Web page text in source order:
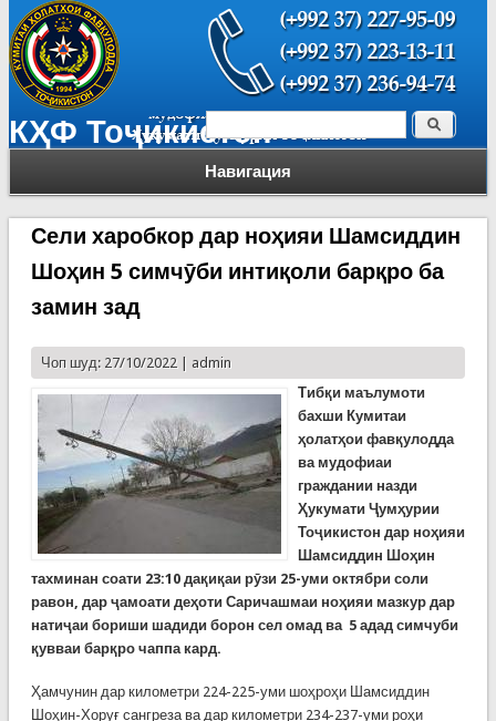
КҲФ Тоҷикистон
Навигация
Форма поиска Поиск
Сели харобкор дар ноҳияи Шамсиддин
Шоҳин 5 симчӯби интиқоли барқро ба
замин зад
Чоп шуд: 27/10/2022 | admin
Тибқи маълумоти
бахши Кумитаи
ҳолатҳои фавқулодда
ва мудофиаи
граждании назди
Ҳукумати Ҷумҳурии
Тоҷикистон дар ноҳияи
Шамсиддин Шоҳин
тахминан соати 23:10 дақиқаи рӯзи 25-уми октябри соли
равон, дар ҷамоати деҳоти Саричашмаи ноҳияи мазкур дар
натиҷаи бориши шадиди борон сел омад ва 5 адад симчуби
қувваи барқро чаппа кард.
Ҳамчунин дар километри 224-225-уми шоҳроҳи Шамсиддин
Шоҳин-Хоруғ сангреза ва дар километри 234-237-уми роҳи